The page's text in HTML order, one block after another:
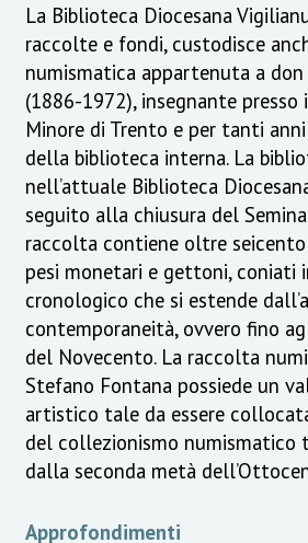
La Biblioteca Diocesana
raccolte e fondi, custodisce
numismatica appartenuta a
(1886-1972), insegnante presso
Minore di Trento e per tanti
della biblioteca interna. La
nell’attuale Biblioteca
seguito alla chiusura del
raccolta contiene oltre
pesi monetari e gettoni, coniati
cronologico che si estende
contemporaneità, ovvero fino
del Novecento. La raccolta
Stefano Fontana possiede un
artistico tale da essere
del collezionismo numismatico
dalla seconda metà
Approfondimenti